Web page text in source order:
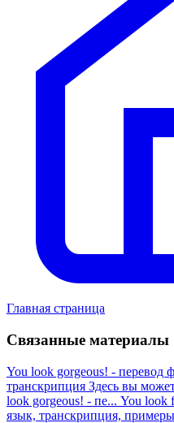
Главная страница
Связанные материалы
You look gorgeous! - перевод
транскрипция Здесь вы
look gorgeous! - пе... You look
язык, транскрипция, примеры